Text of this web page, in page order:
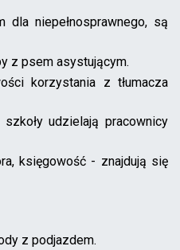
niepełnosprawnego, są
z psem asystującym.
korzystania z tłumacza
udzielają pracownicy
księgowość - znajdują się
z podjazdem.